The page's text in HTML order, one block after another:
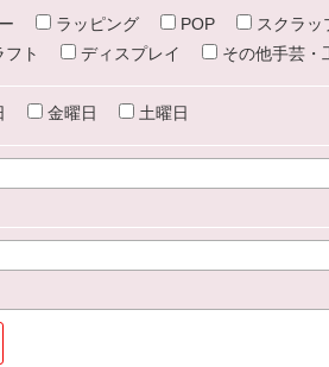
ラッピング POP
スクラッ
フト ディスプレイ その他手芸・
金曜日 土曜日